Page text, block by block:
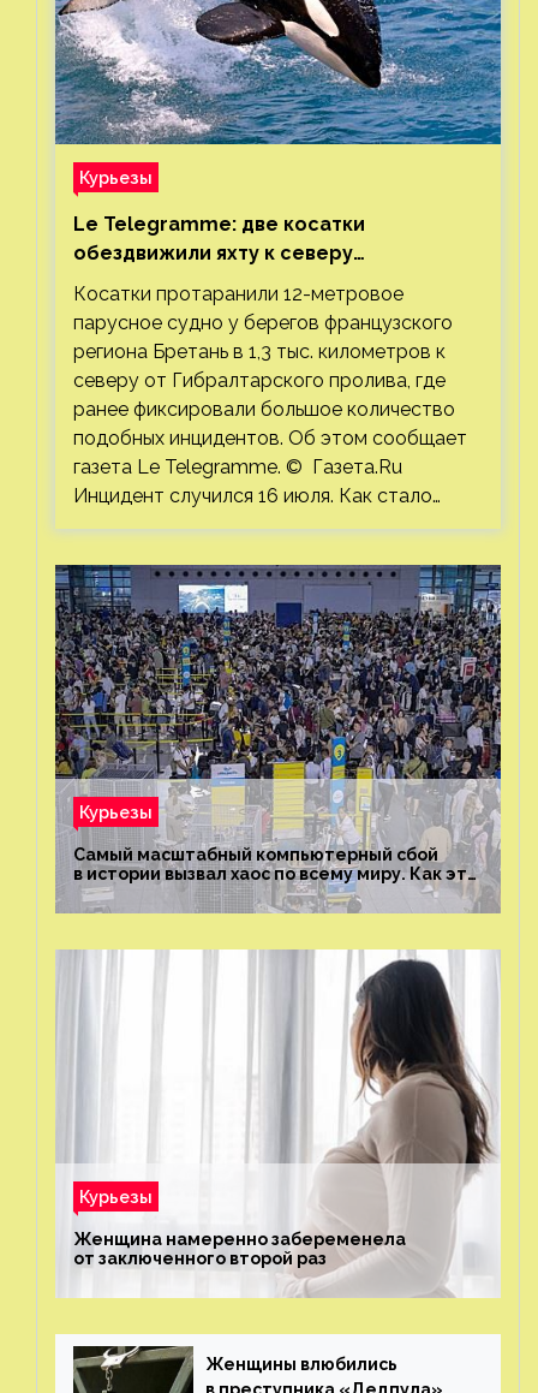
Курьезы
Le Telegramme: две косатки
обездвижили яхту к северу
от Гибралтарского пролива
Косатки протаранили 12-метровое
парусное судно у берегов французского
региона Бретань в 1,3 тыс. километров к
северу от Гибралтарского пролива, где
ранее фиксировали большое количество
подобных инцидентов. Об этом сообщает
газета Le Telegramme. © Газета.Ru
Инцидент случился 16 июля. Как стало…
Курьезы
Самый масштабный компьютерный сбой
в истории вызвал хаос по всему миру. Как это
было?
Курьезы
Женщина намеренно забеременела
от заключенного второй раз
Женщины влюбились